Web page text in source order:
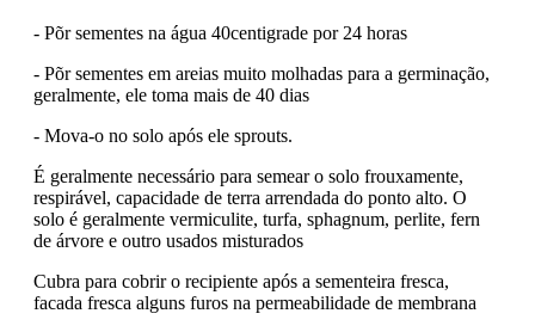
- Põr sementes na água 40centigrade por 24 horas
- Põr sementes em areias muito molhadas para a germinação,
geralmente, ele toma mais de 40 dias
- Mova-o no solo após ele sprouts.
É geralmente necessário para semear o solo frouxamente,
respirável, capacidade de terra arrendada do ponto alto. O
solo é geralmente vermiculite, turfa, sphagnum, perlite, fern
de árvore e outro usados misturados
Cubra para cobrir o recipiente após a sementeira fresca,
facada fresca alguns furos na permeabilidade de membrana